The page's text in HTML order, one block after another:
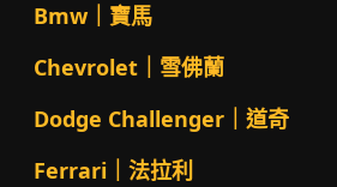
Bmw｜寶馬
Chevrolet｜雪佛蘭
Dodge Challenger｜道奇
Ferrari｜法拉利